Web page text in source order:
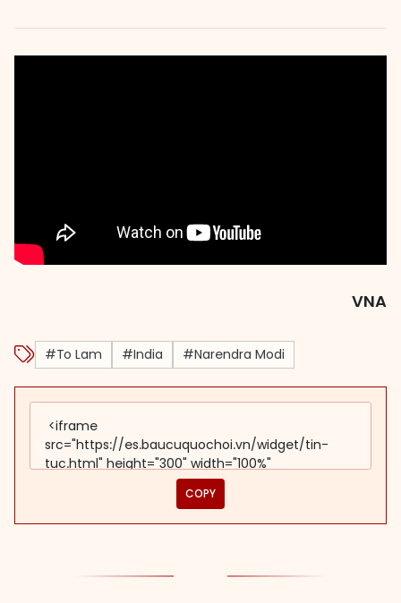
VNA
#To Lam #India #Narendra Modi
COPY